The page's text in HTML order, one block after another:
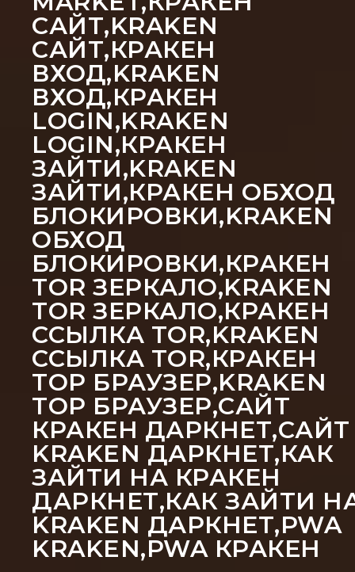
САЙТ,KRAKEN
САЙТ,КРАКЕН
ВХОД,KRAKEN
ВХОД,КРАКЕН
LOGIN,KRAKEN
LOGIN,КРАКЕН
ЗАЙТИ,KRAKEN
ЗАЙТИ,КРАКЕН ОБХОД
БЛОКИРОВКИ,KRAKEN
ОБХОД
БЛОКИРОВКИ,КРАКЕН
TOR ЗЕРКАЛО,KRAKEN
TOR ЗЕРКАЛО,КРАКЕН
ССЫЛКА TOR,KRAKEN
ССЫЛКА TOR,КРАКЕН
ТОР БРАУЗЕР,KRAKEN
ТОР БРАУЗЕР,САЙТ
КРАКЕН ДАРКНЕТ,САЙТ
KRAKEN ДАРКНЕТ,КАК
ЗАЙТИ НА КРАКЕН
ДАРКНЕТ,КАК ЗАЙТИ
KRAKEN ДАРКНЕТ,PWA
KRAKEN,PWA КРАКЕН